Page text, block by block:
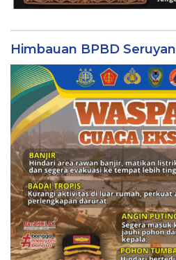
Himbauan BPBD Seruyan